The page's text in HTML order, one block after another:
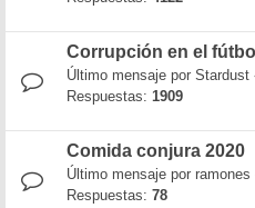
Corrupción en el fútbol
Último mensaje por Stardust
Respuestas: 1909
Comida conjura 2020
Último mensaje por ramones
Respuestas: 78